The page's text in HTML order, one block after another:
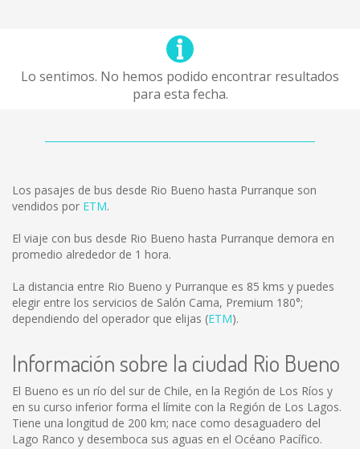
Lo sentimos. No hemos podido encontrar resultados
para esta fecha.
Los pasajes de bus desde Rio Bueno hasta Purranque son
vendidos por ETM.
El viaje con bus desde Rio Bueno hasta Purranque demora en
promedio alrededor de 1 hora.
La distancia entre Rio Bueno y Purranque es 85 kms y puedes
elegir entre los servicios de Salón Cama, Premium 180°;
dependiendo del operador que elijas (ETM).
Información sobre la ciudad Rio Bueno
El Bueno es un río del sur de Chile, en la Región de Los Ríos y
en su curso inferior forma el límite con la Región de Los Lagos.
Tiene una longitud de 200 km; nace como desaguadero del
Lago Ranco y desemboca sus aguas en el Océano Pacífico.